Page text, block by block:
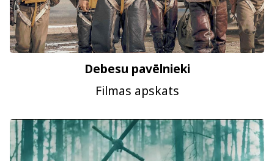
Debesu pavēlnieki
Filmas apskats